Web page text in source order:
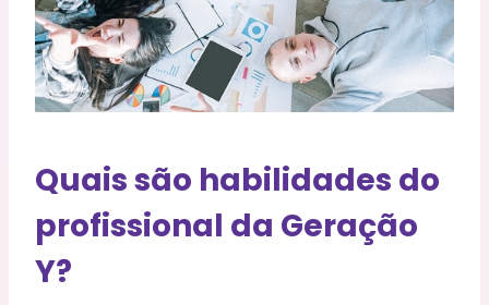
Quais são habilidades do
profissional da Geração
Y?